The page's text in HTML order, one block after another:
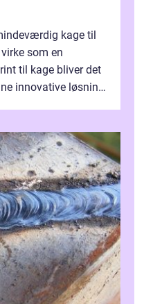
kage til
som en
til kage bliver det
innovative løsning